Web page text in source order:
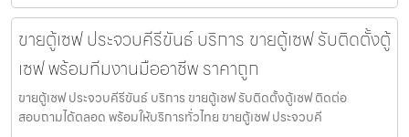
ขายตู้เซฟ ประจวบคีรีขันธ์ บริการ ขายตู้เซฟ รับติดตั้งตู้
เซฟ พร้อมทีมงานมืออาชีพ ราคาถูก
ขายตู้เซฟ ประจวบคีรีขันธ์ บริการ ขายตู้เซฟ รับติดตั้งตู้เซฟ ติดต่อ
สอบถามได้ตลอด พร้อมให้บริการทั่วไทย ขายตู้เซฟ ประจวบคี